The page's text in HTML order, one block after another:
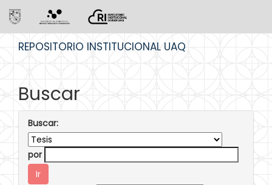
REPOSITORIO INSTITUCIONAL UAQ
Buscar
Buscar:
por